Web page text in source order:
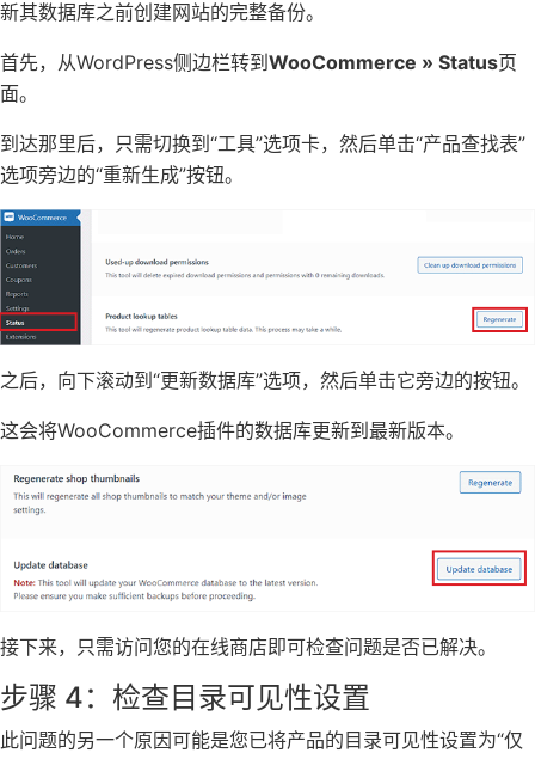
新其数据库之前创建网站的完整备份。
首先，从WordPress侧边栏转到 WooCommerce » Status页
面。
到达那里后，只需切换到“工具”选项卡，然后单击“产品查找表”
选项旁边的“重新生成”按钮。
之后，向下滚动到“更新数据库”选项，然后单击它旁边的按钮。
这会将WooCommerce插件的数据库更新到最新版本。
接下来，只需访问您的在线商店即可检查问题是否已解决。
步骤 4：检查目录可见性设置
此问题的另一个原因可能是您已将产品的目录可见性设置为“仅